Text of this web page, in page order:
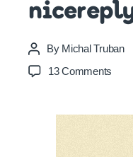
Post
author
By Michal Truban
13 Comments